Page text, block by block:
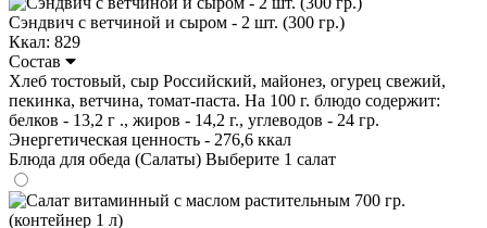
Сэндвич с ветчиной и сыром - 2 шт. (300 гр.)
Ккал: 829
Состав
Хлеб тостовый, сыр Российский, майонез, огурец свежий,
пекинка, ветчина, томат-паста. На 100 г. блюдо содержит:
белков - 13,2 г ., жиров - 14,2 г., углеводов - 24 гр.
Энергетическая ценность - 276,6 ккал
Блюда для обеда (Салаты) Выберите 1 салат